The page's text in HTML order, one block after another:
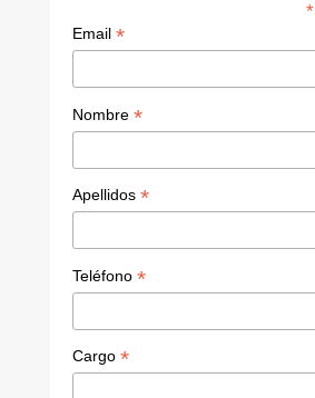
e
C
n
el
*
Email *
Nombre *
Apellidos *
Teléfono *
Cargo *